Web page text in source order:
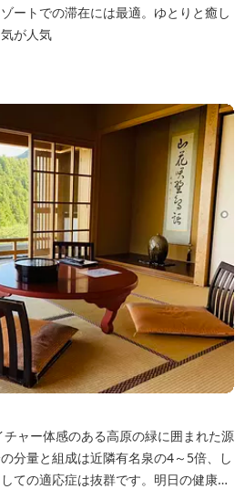
ートでの滞在には最適。ゆとりと癒し
が人気
ャー体感のある高原の緑に囲まれた源
分量と組成は近隣有名泉の4～5倍、し
ての適応症は抜群です。明日の健康